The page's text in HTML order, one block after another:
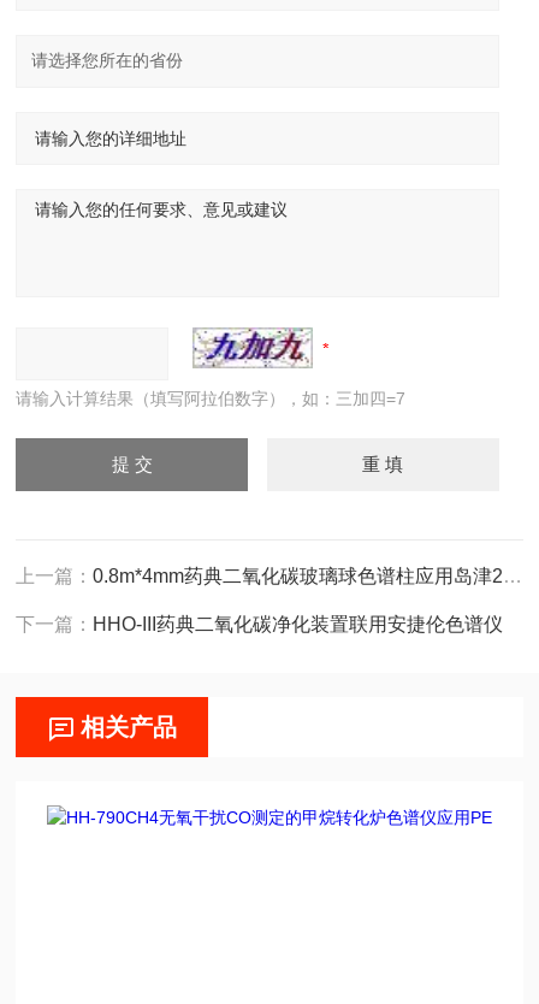
请输入计算结果（填写阿拉伯数字），如：三加四=7
上一篇：0.8m*4mm药典二氧化碳玻璃球色谱柱应用岛津2014
下一篇： HHO-III药典二氧化碳净化装置联用安捷伦色谱仪
相关产品